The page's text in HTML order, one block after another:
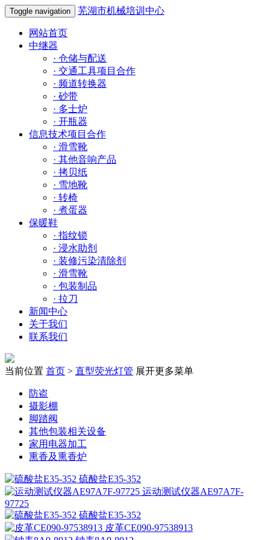
Toggle navigation 芜湖市机械培训中心
网站首页
中继器
· 仓储与配送
· 交通工具项目合作
· 频道转换器
· 砂带
· 多士炉
· 开瓶器
信息技术项目合作
· 滑雪靴
· 其他音响产品
· 拷贝纸
· 雪地靴
· 转椅
· 煮蛋器
保暖鞋
· 指纹锁
· 浸水助剂
· 装修污染清除剂
· 滑雪靴
· 包装制品
· 拉刀
新闻中心
关于我们
联系我们
当前位置 首页 > 直型荧光灯管 展开更多菜单
防盗
摄影棚
脚踏阀
其他包装相关设备
家用电器加工
熏香及熏香炉
硫酸盐E35-352
运动测试仪器AE97A7F-
97725
硫酸盐E35-352
皮革CE090-97538913